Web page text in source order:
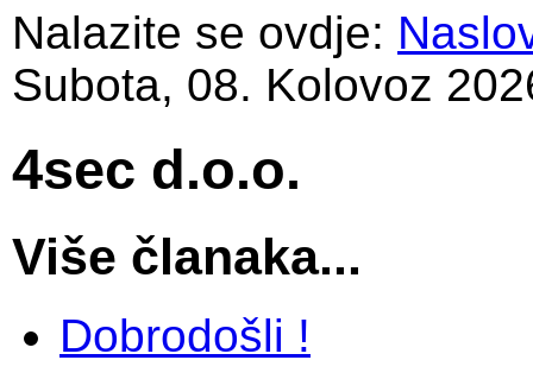
Nalazite se ovdje:
Subota, 08. Kolovoz
4sec d.o.o.
Više članaka...
Dobrodošli !